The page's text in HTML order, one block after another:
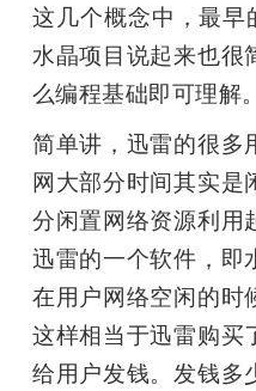
这几个概念中，最早
水晶项目说起来也很
么编程基础即可理解。
简单讲，迅雷的很多
网大部分时间其实是
分闲置网络资源利用
迅雷的一个软件，即
在用户网络空闲的时
这样相当于迅雷购买
给用户发钱。发钱多